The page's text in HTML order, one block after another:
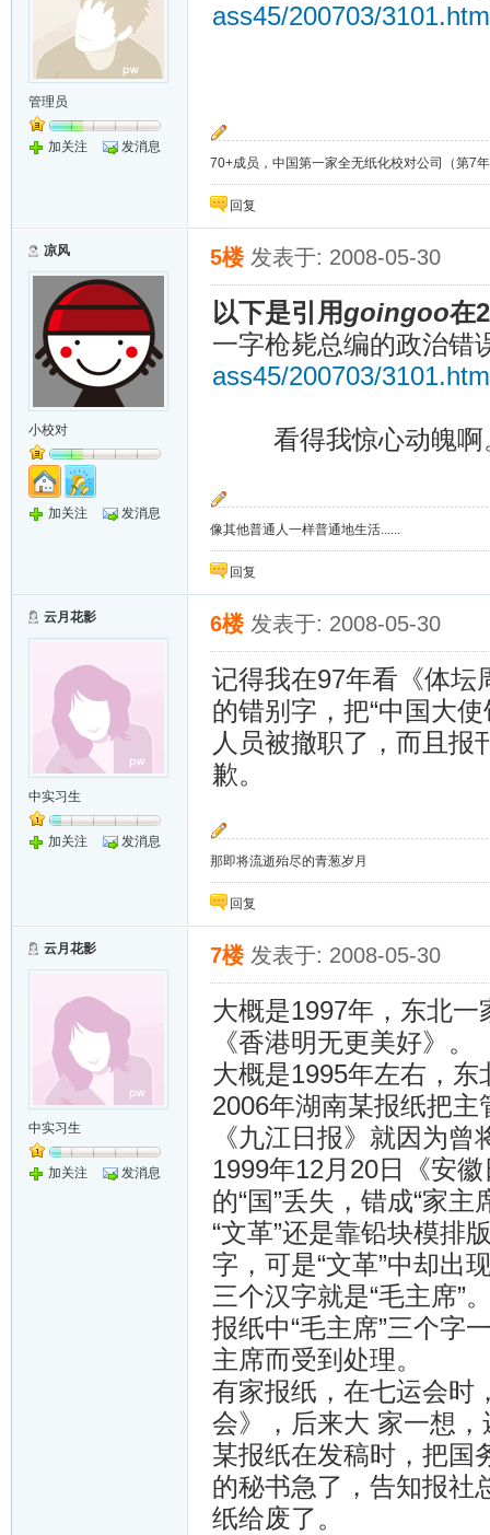
管理员
加关注 发消息
ass45/200703/
70+成员，中国第一家全无纸化校对公司（第7
回复
凉风
小校对
加关注 发消息
5楼 发表于: 2008-05-30
以下是引用goingoo在
一字枪毙总编的政治错
ass45/200703/
看得我惊心动魄啊
像其他普通人一样普通地生活......
回复
云月花影
中实习生
加关注 发消息
6楼 发表于: 2008-05-30
记得我在97年看《体坛
的错别字，把“中国大
人员被撤职了，而且报
歉。
那即将流逝殆尽的青葱岁月
回复
云月花影
中实习生
加关注 发消息
7楼 发表于: 2008-05-30
大概是1997年，东北
《香港明无更美好》。
大概是1995年左右，东
2006年湖南某报纸把
《九江日报》就因为曾
1999年12月20日《安
的“国”丢失，错成“家
“文革”还是靠铅块模排
字，可是“文革”中却出
三个汉字就是“毛主席”
报纸中“毛主席”三个字
主席而受到处理。
有家报纸，在七运会时
会》，后来大 家一想
某报纸在发稿时，把国
的秘书急了，告知报社
纸给废了。